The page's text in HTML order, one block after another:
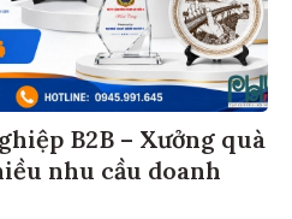
B2B – Xưởng quà
nhu cầu doanh